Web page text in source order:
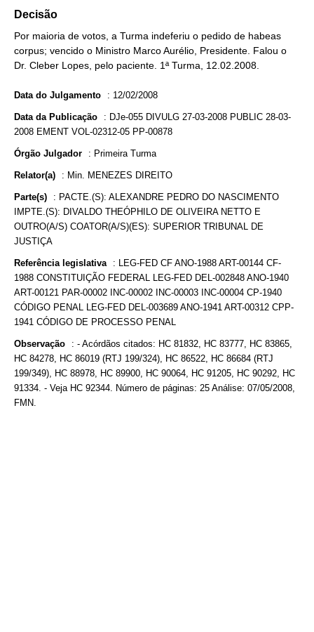
Decisão
Por maioria de votos, a Turma indeferiu o pedido de habeas
corpus; vencido o Ministro Marco Aurélio, Presidente. Falou o
Dr. Cleber Lopes, pelo paciente. 1ª Turma, 12.02.2008.
Data do Julgamento : 12/02/2008
Data da Publicação : DJe-055 DIVULG 27-03-2008 PUBLIC 28-03-
2008 EMENT VOL-02312-05 PP-00878
Órgão Julgador : Primeira Turma
Relator(a) : Min. MENEZES DIREITO
Parte(s) : PACTE.(S): ALEXANDRE PEDRO DO NASCIMENTO
IMPTE.(S): DIVALDO THEÓPHILO DE OLIVEIRA NETTO E
OUTRO(A/S) COATOR(A/S)(ES): SUPERIOR TRIBUNAL DE
JUSTIÇA
Referência legislativa : LEG-FED CF ANO-1988 ART-00144 CF-
1988 CONSTITUIÇÃO FEDERAL LEG-FED DEL-002848 ANO-1940
ART-00121 PAR-00002 INC-00002 INC-00003 INC-00004 CP-1940
CÓDIGO PENAL LEG-FED DEL-003689 ANO-1941 ART-00312 CPP-
1941 CÓDIGO DE PROCESSO PENAL
Observação : - Acórdãos citados: HC 81832, HC 83777, HC 83865,
HC 84278, HC 86019 (RTJ 199/324), HC 86522, HC 86684 (RTJ
199/349), HC 88978, HC 89900, HC 90064, HC 91205, HC 90292, HC
91334. - Veja HC 92344. Número de páginas: 25 Análise: 07/05/2008,
FMN.